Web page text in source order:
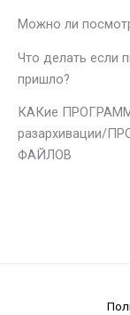
Можно ли
Что делать если
пришло?
КАКие
разархивации/
ФАЙЛОВ